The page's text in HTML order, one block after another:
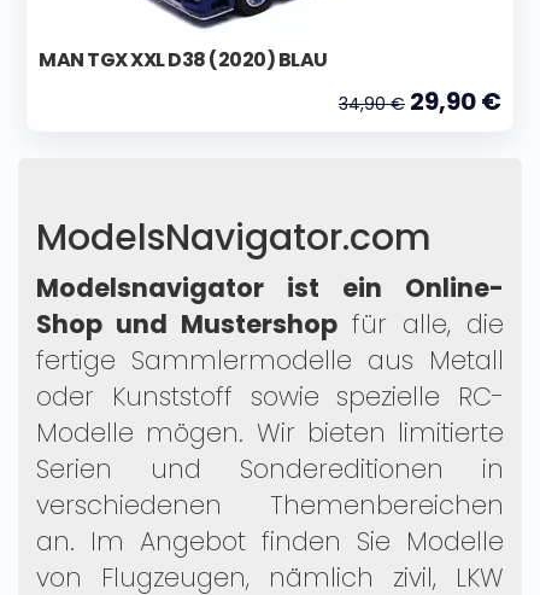
MAN TGX XXL D38 (2020) BLAU
34,90 € 29,90 €
ModelsNavigator.com
Modelsnavigator ist ein Online-
Shop und Mustershopfür alle, die
fertige Sammlermodelle aus Metall
oder Kunststoff sowie spezielle RC-
Modelle mögen. Wir bieten limitierte
Serien und Sondereditionen in
verschiedenen Themenbereichen
an. Im Angebot finden Sie Modelle
von Flugzeugen, nämlich zivil, LKW